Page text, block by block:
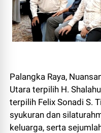
Palangka Raya,
Utara terpilih H.
terpilih Felix Sonadi S.
syukuran dan
keluarga, serta